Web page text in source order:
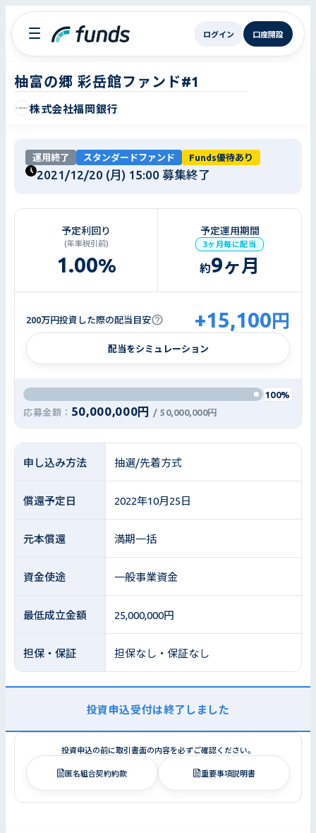
ログイン 口座開設
柚富の郷 彩岳館ファンド#1
株式会社福岡銀行
運用終了 スタンダードファンド Funds優待あり
2021/12/20 (月) 15:00 募集終了
予定利回り
(年率税引前)
1.00%
予定運用期間
3ヶ月毎に配当
約9ヶ月
200万円投資した際の配当目安 +15,100 円
配当をシミュレーション
100%
応募金額： 50,000,000円 /50,000,000円
申し込み方法 抽選/先着方式
償還予定日 2022年10月25日
元本償還 満期一括
資金使途 一般事業資金
最低成立金額 25,000,000円
担保・保証 担保なし・保証なし
投資申込受付は終了しました
投資申込の前に取引書面の内容を必ずご確認ください。
匿名組合契約約款 重要事項説明書